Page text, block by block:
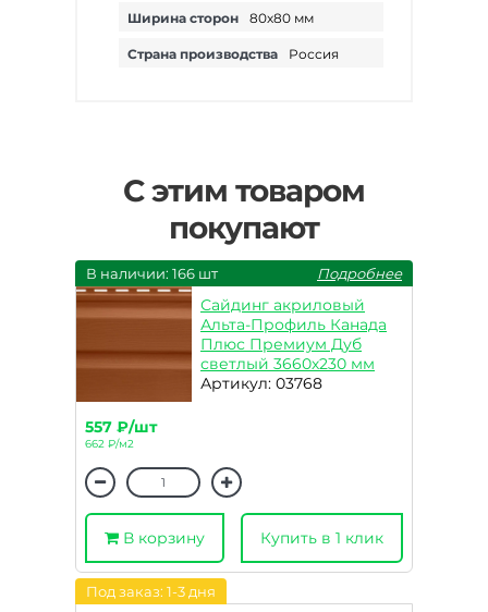
Ширина сторон 80х80 мм
Страна производства Россия
С этим товаром
покупают
В наличии: 166 шт Подробнее
Сайдинг акриловый
Альта-Профиль Канада
Плюс Премиум Дуб
светлый 3660х230 мм
Артикул: 03768
557 ₽/шт
662 ₽/м2
В корзину Купить в 1 клик
Под заказ: 1-3 дня